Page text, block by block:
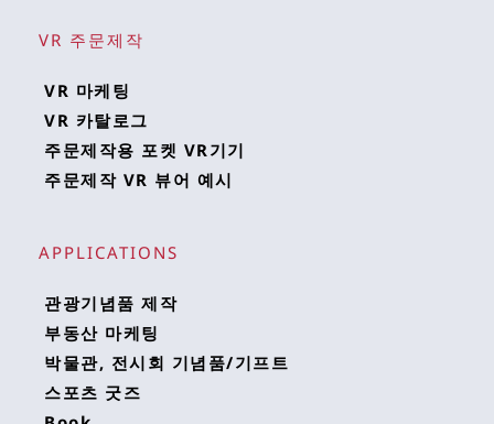
VR 주문제작
VR 마케팅
VR 카탈로그
주문제작용 포켓 VR기기
주문제작 VR 뷰어 예시
APPLICATIONS
관광기념품 제작
부동산 마케팅
박물관, 전시회 기념품/기프트
스포츠 굿즈